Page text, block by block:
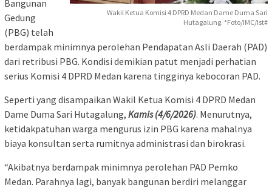
Wakil Ketua Komisi 4 DPRD Medan Dame Duma Sari
Hutagalung. *Foto/IMC/Ist#
Bangunan
Gedung
(PBG) telah
berdampak minimnya perolehan Pendapatan Asli Daerah (PAD)
dari retribusi PBG. Kondisi demikian patut menjadi perhatian
serius Komisi 4 DPRD Medan karena tingginya kebocoran PAD.
Seperti yang disampaikan Wakil Ketua Komisi 4 DPRD Medan
Dame Duma Sari Hutagalung, Kamis (4/6/2026). Menurutnya,
ketidakpatuhan warga mengurus izin PBG karena mahalnya
biaya konsultan serta rumitnya administrasi dan birokrasi.
“Akibatnya berdampak minimnya perolehan PAD Pemko
Medan. Parahnya lagi, banyak bangunan berdiri melanggar